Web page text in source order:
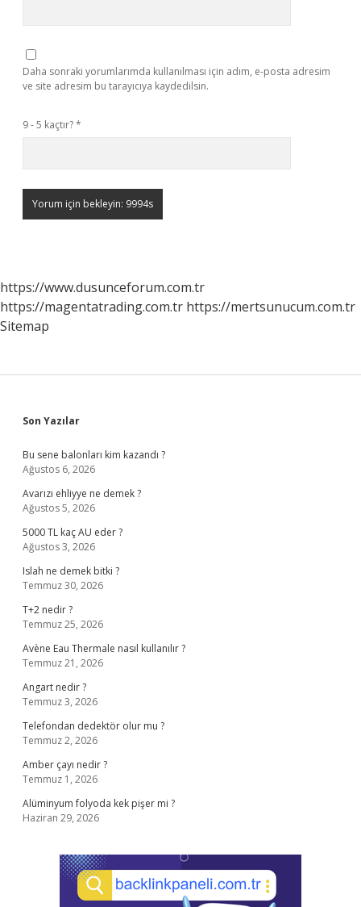
Daha sonraki yorumlarımda kullanılması için adım, e-posta adresim
ve site adresim bu tarayıcıya kaydedilsin.
9 - 5 kaçtır?*
https://www.dusunceforum.com.tr
https://magentatrading.com.tr https://mertsunucum.com.tr
Sitemap
Sidebar
Son Yazılar
Bu sene balonları kim kazandı ?
Ağustos 6, 2026
Avarızı ehliyye ne demek ?
Ağustos 5, 2026
5000 TL kaç AU eder ?
Ağustos 3, 2026
Islah ne demek bitki ?
Temmuz 30, 2026
T+2 nedir ?
Temmuz 25, 2026
Avène Eau Thermale nasıl kullanılır ?
Temmuz 21, 2026
Angart nedir ?
Temmuz 3, 2026
Telefondan dedektör olur mu ?
Temmuz 2, 2026
Amber çayı nedir ?
Temmuz 1, 2026
Alüminyum folyoda kek pişer mi ?
Haziran 29, 2026